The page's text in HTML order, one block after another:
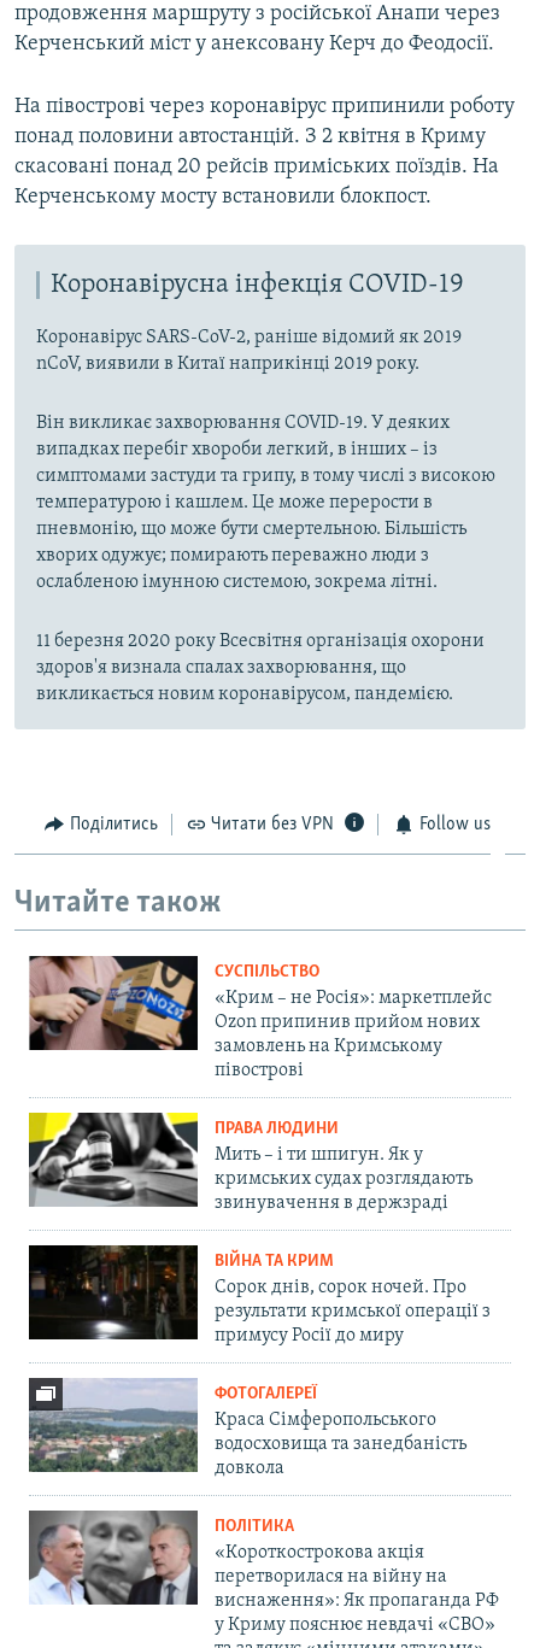
продовження маршруту з російської Анапи через
Керченський міст у анексовану Керч до Феодосії.
На півострові через коронавірус припинили роботу
понад половини автостанцій. З 2 квітня в Криму
скасовані понад 20 рейсів приміських поїздів. На
Керченському мосту встановили блокпост.
Коронавірусна інфекція COVID-19
Коронавірус SARS-CoV-2, раніше відомий як 2019
nCoV, виявили в Китаї наприкінці 2019 року.
Він викликає захворювання COVID-19. У деяких
випадках перебіг хвороби легкий, в інших – із
симптомами застуди та грипу, в тому числі з високою
температурою і кашлем. Це може перерости в
пневмонію, що може бути смертельною. Більшість
хворих одужує; помирають переважно люди з
ослабленою імунною системою, зокрема літні.
11 березня 2020 року Всесвітня організація охорони
здоров'я визнала спалах захворювання, що
викликається новим коронавірусом, пандемією.
Поділитись Читати без VPN Follow us
Читайте також
СУСПІЛЬСТВО
«Крим – не Росія»: маркетплейс
Ozon припинив прийом нових
замовлень на Кримському
півострові
ПРАВА ЛЮДИНИ
Мить – і ти шпигун. Як у
кримських судах розглядають
звинувачення в держзраді
ВІЙНА ТА КРИМ
Сорок днів, сорок ночей. Про
результати кримської операції з
примусу Росії до миру
ФОТОГАЛЕРЕЇ
Краса Сімферопольського
водосховища та занедбаність
довкола
ПОЛІТИКА
«Короткострокова акція
перетворилася на війну на
виснаження»: Як пропаганда РФ
у Криму пояснює невдачі «СВО»